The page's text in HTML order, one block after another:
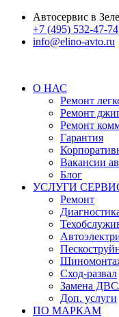
Автосервис в
+7 (495) 532-47-74
info@elino-avto.ru
О НАС
Ремонт
Ремонт
Ремонт
Гарантия
Вакансии
Блог
УСЛУГИ
Ремонт
Сход-развал
Замена
Доп. услуги
ПО МАРКАМ